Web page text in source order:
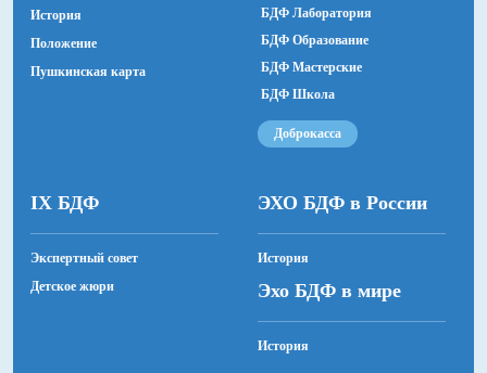
История
Положение
Пушкинская карта
БДФ Лаборатория
БДФ Образование
БДФ Мастерские
БДФ Школа
Доброкасса
IX БДФ
Экспертный совет
Детское жюри
ЭХО БДФ в России
История
Эхо БДФ в мире
История